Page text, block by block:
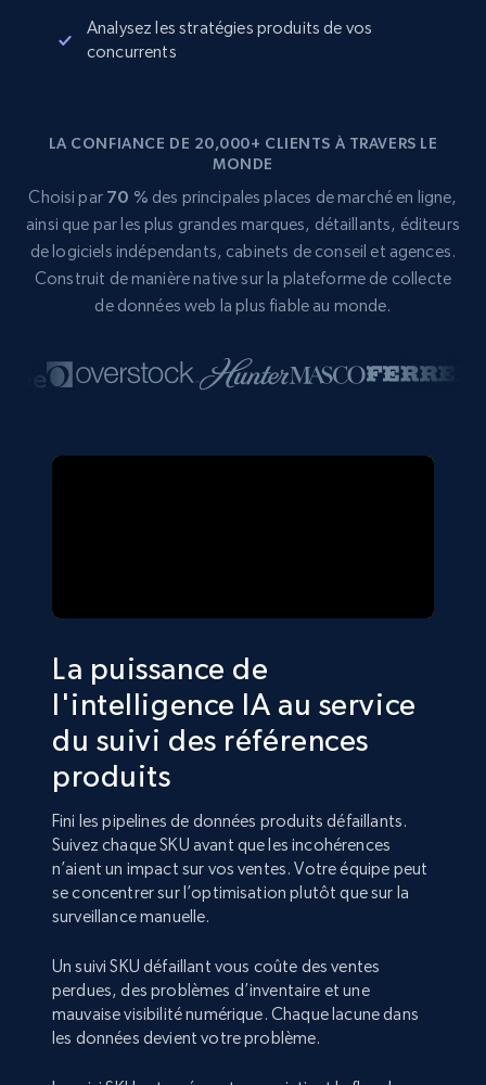
Analysez les stratégies produits de vos
concurrents
LA CONFIANCE DE 20,000+ CLIENTS À TRAVERS LE
MONDE
Choisi par 70 % des principales places de marché en ligne,
ainsi que par les plus grandes marques, détaillants, éditeurs
de logiciels indépendants, cabinets de conseil et agences.
Construit de manière native sur la plateforme de collecte
de données web la plus fiable au monde.
La puissance de
l'intelligence IA au service
du suivi des références
produits
Fini les pipelines de données produits défaillants.
Suivez chaque SKU avant que les incohérences
n’aient un impact sur vos ventes. Votre équipe peut
se concentrer sur l’optimisation plutôt que sur la
surveillance manuelle.
Un suivi SKU défaillant vous coûte des ventes
perdues, des problèmes d’inventaire et une
mauvaise visibilité numérique. Chaque lacune dans
les données devient votre problème.